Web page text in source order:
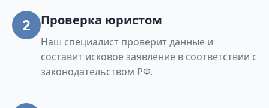
2 Проверка юристом
Наш специалист проверит данные и
составит исковое заявление в соответствии с
законодательством РФ.